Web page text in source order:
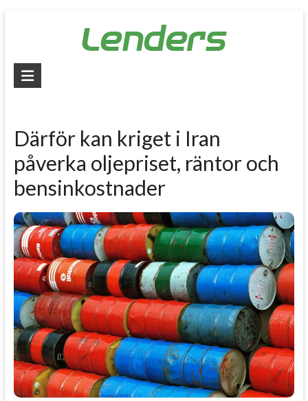
Lenders
Jämför
alla
lån
billiga
lån
och
låna
pengar
snabbt
Därför kan kriget i Iran
påverka oljepriset, räntor och
bensinkostnader